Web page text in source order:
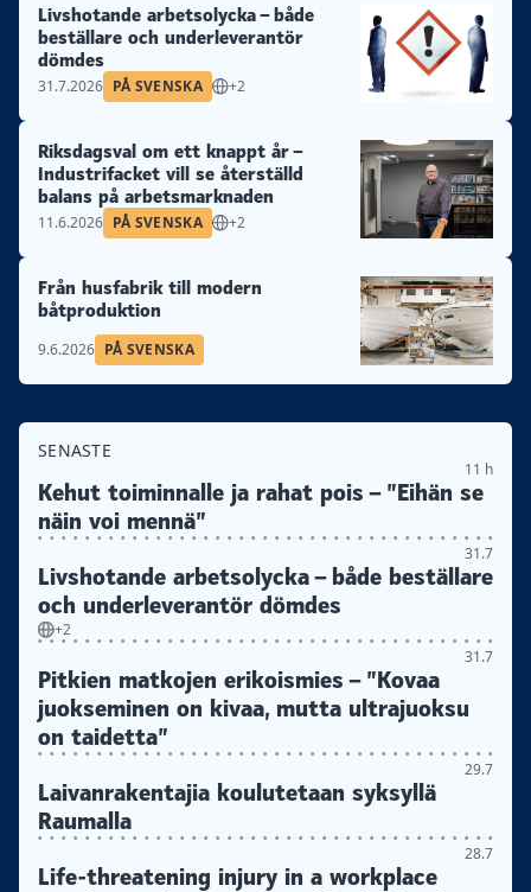
Livshotande arbetsolycka – både
beställare och underleverantör
dömdes
31.7.2026 PÅ SVENSKA +2
Riksdagsval om ett knappt år –
Industrifacket vill se återställd
balans på arbetsmarknaden
11.6.2026 PÅ SVENSKA +2
Från husfabrik till modern
båtproduktion
9.6.2026 PÅ SVENSKA
SENASTE
11 h
Kehut toiminnalle ja rahat pois – ”Eihän se
näin voi mennä”
31.7
Livshotande arbetsolycka – både beställare
och underleverantör dömdes
+2
31.7
Pitkien matkojen erikoismies – ”Kovaa
juokseminen on kivaa, mutta ultrajuoksu
on taidetta”
29.7
Laivanrakentajia koulutetaan syksyllä
Raumalla
28.7
Life-threatening injury in a workplace